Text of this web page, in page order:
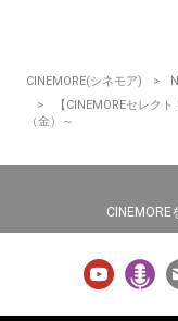
CINEMORE(シネモア)
【CINEMOREセレク
（金）～